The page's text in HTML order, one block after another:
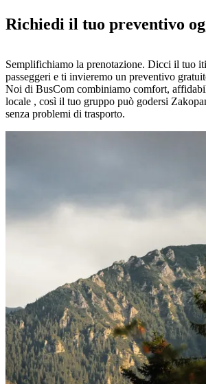
Richiedi il tuo preventivo
Semplifichiamo la prenotazione. Dicci il tuo
passeggeri e ti invieremo un preventivo
Noi di BusCom combiniamo comfort,
locale , così il tuo gruppo può godersi
senza problemi di trasporto.